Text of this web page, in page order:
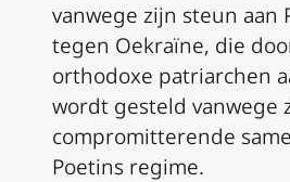
vanwege zijn steun aan
tegen Oekraïne, die
orthodoxe patriarchen
wordt gesteld vanwege
compromitterende
Poetins regime.